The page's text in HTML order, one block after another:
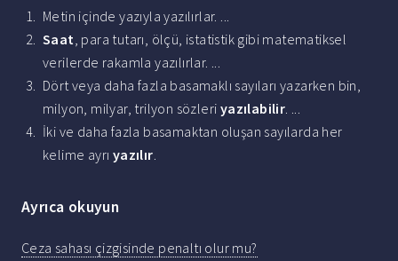
Metin içinde yazıyla yazılırlar. ...
Saat, para tutarı, ölçü, istatistik gibi matematiksel
verilerde rakamla yazılırlar. ...
Dört veya daha fazla basamaklı sayıları yazarken bin,
milyon, milyar, trilyon sözleri yazılabilir. ...
İki ve daha fazla basamaktan oluşan sayılarda her
kelime ayrı yazılır.
Ayrıca okuyun
Ceza sahası çizgisinde penaltı olur mu?